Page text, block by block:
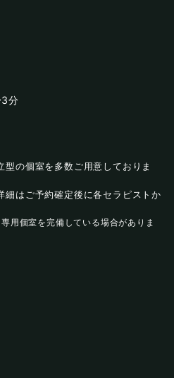
分
の個室を多数ご用意しておりま
細はご予約確定後に各セラピストか
用個室を完備している場合がありま